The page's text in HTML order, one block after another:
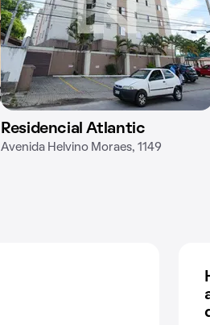
Residencial Atlantic
Avenida Helvino Moraes, 1149